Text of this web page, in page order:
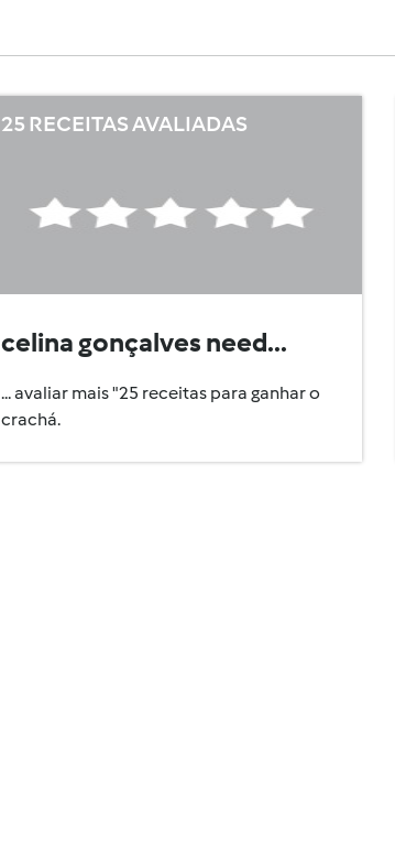
25 RECEITAS AVALIADAS
celina gonçalves need...
... avaliar mais "25 receitas para ganhar o
crachá.